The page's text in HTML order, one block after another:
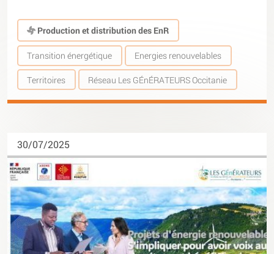
Production et distribution des EnR
Transition énergétique Energies renouvelables
Territoires Réseau Les GÉnÉRATEURS Occitanie
30/07/2025